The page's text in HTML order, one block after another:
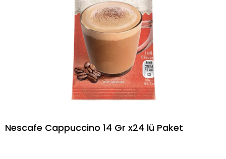
Nescafe Cappuccino 14 Gr x24 lü Paket